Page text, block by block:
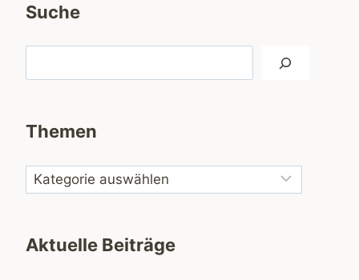
Suche
Themen
Aktuelle Beiträge